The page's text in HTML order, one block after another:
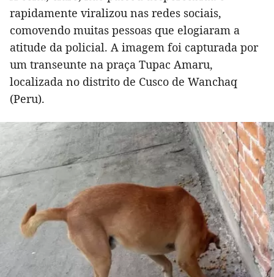
rapidamente viralizou nas redes sociais,
comovendo muitas pessoas que elogiaram a
atitude da policial. A imagem foi capturada por
um transeunte na praça Tupac Amaru,
localizada no distrito de Cusco de Wanchaq
(Peru).